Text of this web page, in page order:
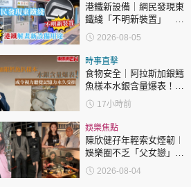
港鐵新設備｜網民發現東
鐵綫「不明新裝置」 港
鐵解畫新設備用途
2026-08-05
時事直擊
食物安全｜阿拉斯加銀鱈
魚樣本水銀含量爆表！或
令視力聽覺記憶力永久受
損
17小時前
娛樂焦點
陳欣健孖年輕索女煙韌︱
娛樂圈不乏「父女戀」
「爺孫戀」 年齡差距最大
達51歲 最受矚目有李龍
2026-08-04